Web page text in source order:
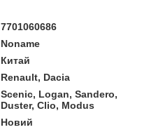
7701060686
Noname
Китай
Renault, Dacia
Scenic, Logan, Sandero,
Duster, Clio, Modus
Новий